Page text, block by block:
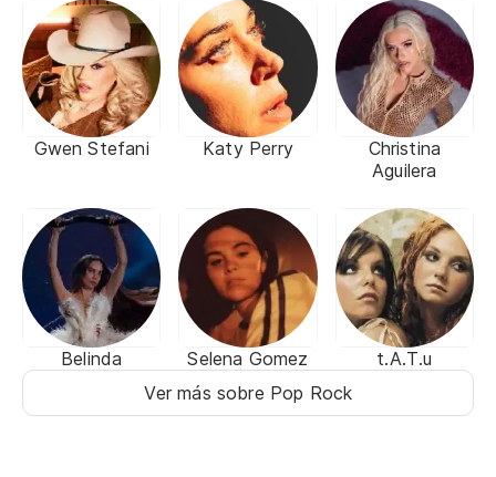
Gwen Stefani Katy Perry
Christina
Aguilera
Belinda Selena Gomez
t.A.T.u
Ver más sobre Pop Rock